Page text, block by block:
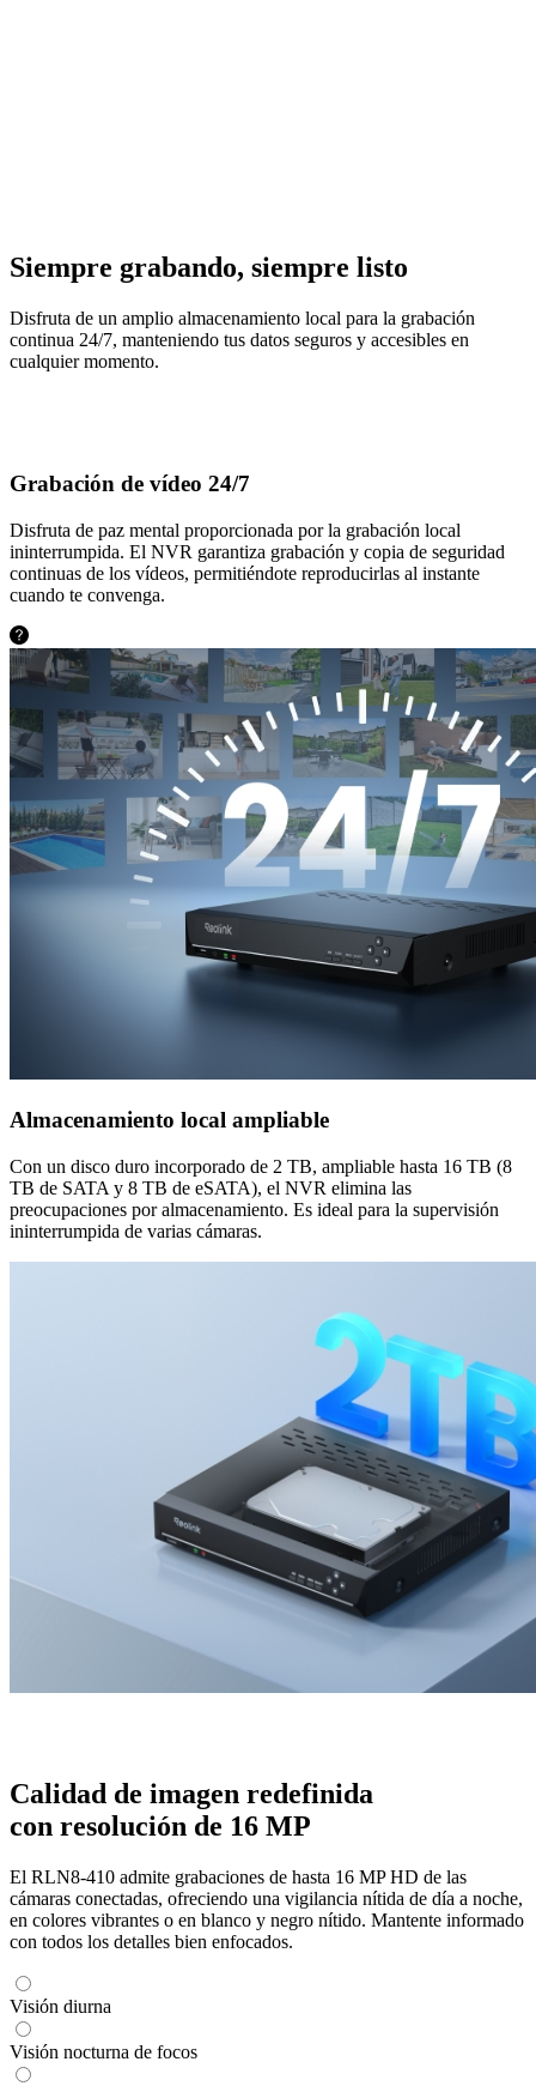
Siempre grabando, siempre listo
Disfruta de un amplio almacenamiento local para la grabación
continua 24/7, manteniendo tus datos seguros y accesibles en
cualquier momento.
Grabación de vídeo 24/7
Disfruta de paz mental proporcionada por la grabación local
ininterrumpida. El NVR garantiza grabación y copia de seguridad
continuas de los vídeos, permitiéndote reproducirlas al instante
cuando te convenga.
Almacenamiento local ampliable
Con un disco duro incorporado de 2 TB, ampliable hasta 16 TB (8
TB de SATA y 8 TB de eSATA), el NVR elimina las
preocupaciones por almacenamiento. Es ideal para la supervisión
ininterrumpida de varias cámaras.
Calidad de imagen redefinida
con resolución de 16 MP
El RLN8-410 admite grabaciones de hasta 16 MP HD de las
cámaras conectadas, ofreciendo una vigilancia nítida de día a noche,
en colores vibrantes o en blanco y negro nítido. Mantente informado
con todos los detalles bien enfocados.
Visión diurna
Visión nocturna de focos